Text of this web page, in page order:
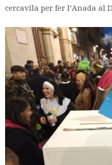
cercavila per fer l’Anada al